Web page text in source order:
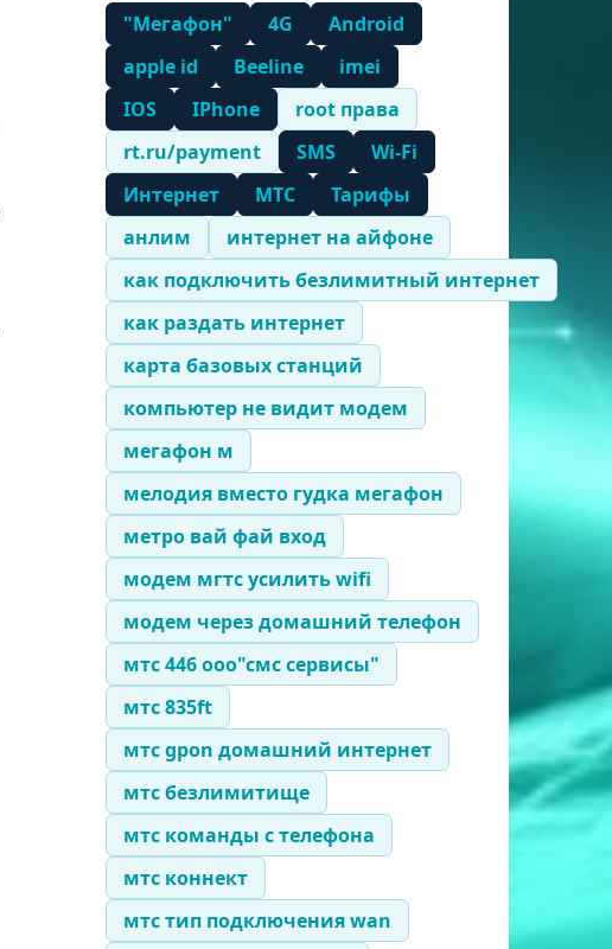
"Мегафон" 4G
Android
apple id
Beeline
imei
IOS
IPhone
root права
rt.ru/payment
SMS
Wi-Fi
Интернет
МТС
Тарифы
анлим
интернет на айфоне
как подключить безлимитный интернет
как раздать интернет
карта базовых станций
компьютер не видит модем
мегафон м
мелодия вместо гудка мегафон
метро вай фай вход
модем мгтс усилить wifi
модем через домашний телефон
мтс 446 ооо"смс сервисы"
мтс 835ft
мтс gpon домашний интернет
мтс безлимитище
мтс команды с телефона
мтс коннект
мтс тип подключения wan